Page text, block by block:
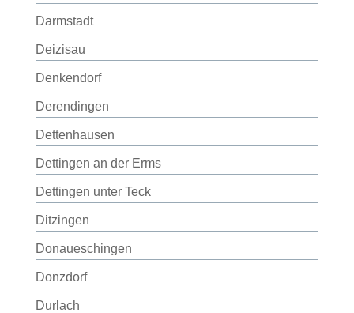
Darmstadt
Deizisau
Denkendorf
Derendingen
Dettenhausen
Dettingen an der Erms
Dettingen unter Teck
Ditzingen
Donaueschingen
Donzdorf
Durlach